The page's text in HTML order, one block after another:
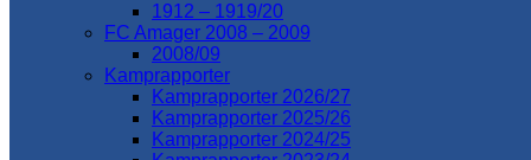
1912 – 1919/20
FC Amager 2008 – 2009
2008/09
Kamprapporter
Kamprapporter 2026/27
Kamprapporter 2025/26
Kamprapporter 2024/25